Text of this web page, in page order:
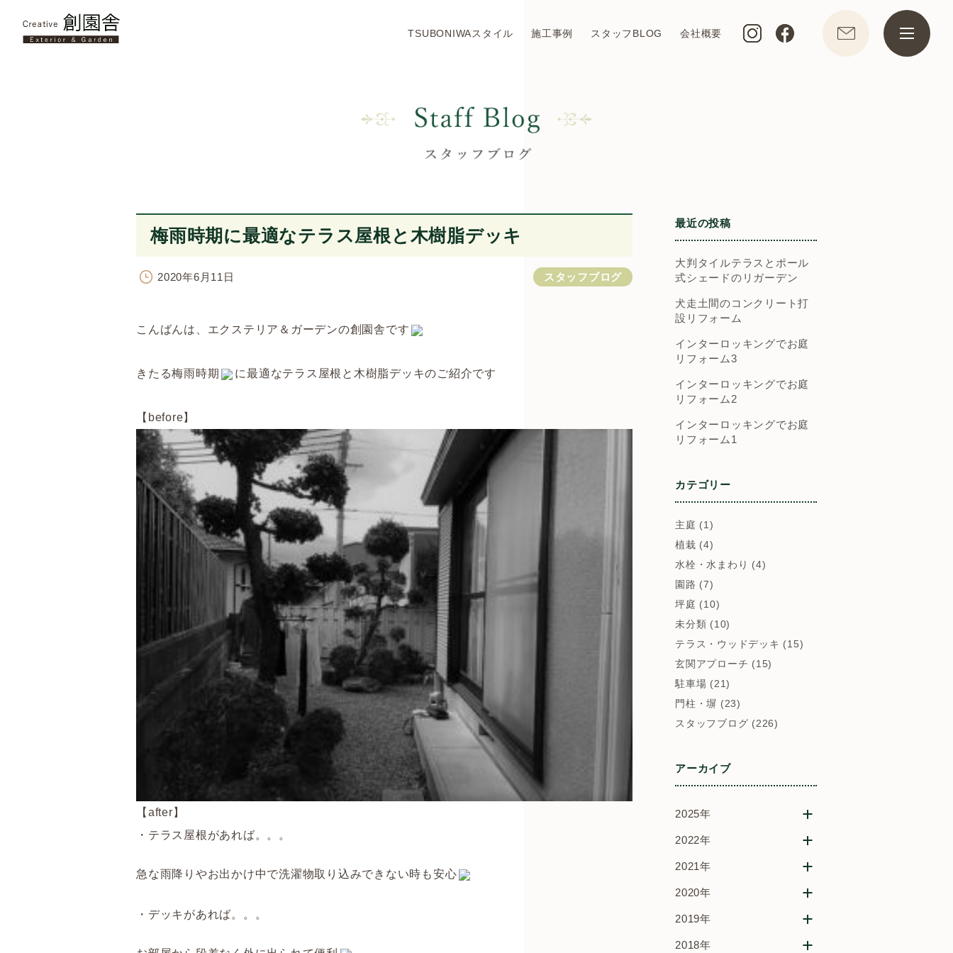
TSUBONIWAスタイル 施工事例 スタッフBLOG 会社概要
梅雨時期に最適なテラス屋根と木樹脂デッキ
2020年6月11日 スタッフブログ
こんばんは、エクステリア＆ガーデンの創園舎です
きたる梅雨時期 に最適なテラス屋根と木樹脂デッキのご紹介です
【before】
【after】
・テラス屋根があれば。。。
急な雨降りやお出かけ中で洗濯物取り込みできない時も安心
・デッキがあれば。。。
最近の投稿
大判タイルテラスとポール
式シェードのリガーデン
犬走土間のコンクリート打
設リフォーム
インターロッキングでお庭
リフォーム3
インターロッキングでお庭
リフォーム2
インターロッキングでお庭
リフォーム1
カテゴリー
主庭 (1)
植栽 (4)
水栓・水まわり (4)
園路 (7)
坪庭 (10)
未分類 (10)
テラス・ウッドデッキ (15)
玄関アプローチ (15)
駐車場 (21)
門柱・塀 (23)
スタッフブログ (226)
アーカイブ
2025年
2022年
2021年
2020年
2019年
2018年